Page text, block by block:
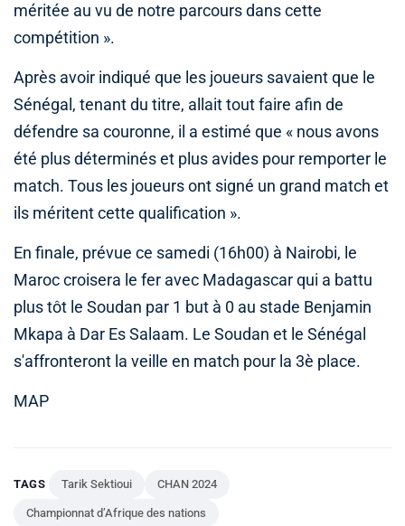
méritée au vu de notre parcours dans cette
compétition ».
Après avoir indiqué que les joueurs savaient que le
Sénégal, tenant du titre, allait tout faire afin de
défendre sa couronne, il a estimé que « nous avons
été plus déterminés et plus avides pour remporter le
match. Tous les joueurs ont signé un grand match et
ils méritent cette qualification ».
En finale, prévue ce samedi (16h00) à Nairobi, le
Maroc croisera le fer avec Madagascar qui a battu
plus tôt le Soudan par 1 but à 0 au stade Benjamin
Mkapa à Dar Es Salaam. Le Soudan et le Sénégal
s'affronteront la veille en match pour la 3è place.
MAP
TAGS Tarik Sektioui CHAN 2024
Championnat d’Afrique des nations